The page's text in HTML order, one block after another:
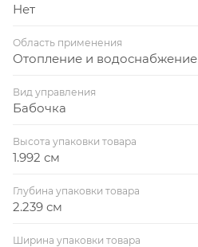
Нет
Область применения
Отопление и водоснабжение
Вид управления
Бабочка
Высота упаковки товара
1.992 см
Глубина упаковки товара
2.239 см
Ширина упаковки товара